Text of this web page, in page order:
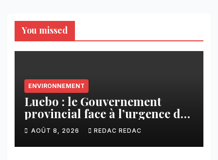
You missed
ENVIRONNEMENT
Luebo : le Gouvernement
provincial face à l’urgence des
érosions qui menacent la cité
AOÛT 8, 2026 REDAC REDAC